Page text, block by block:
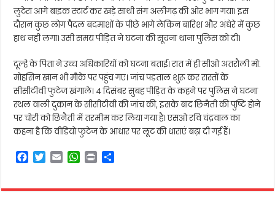
लुटेरा आगे बाइक स्टार्ट कर खड़े साथी संग अलीगढ़ की ओर भाग गया। इस
दौरान कुछ लोग पैदल बदमाशों के पीछे भागे लेकिन बारिश और अंधेरे में कुछ
हाथ नहीं लगा। उसी समय पीड़ित ने घटना की सूचना थाना पुलिस को दी।
दूल्हे के पिता ने उच्च अधिकारियों को घटना बताई। रात में ही सीओ अतरौली मो.
मोहसिन खान भी मौके पर पहुंच गए। जांच पड़ताल शुरू कर रास्तों के
सीसीटीवी फुटेज खंगाले। 4 दिसंबर सुबह पीड़ित के कहने पर पुलिस ने घटना
स्थल वाली दुकान के सीसीटीवी की जांच की, इसके बाद छिनैती की पुष्टि होने
पर चोरी को छिनैती में तरमीम कर लिया गया है। एसओ रवि चंद्रवाल का
कहना है कि वीडियो फुटेज के आधार पर लूट की धाराएं बढ़ा दी गईं हैं।
F
e
T
t
E
i
W
t
P
n
r